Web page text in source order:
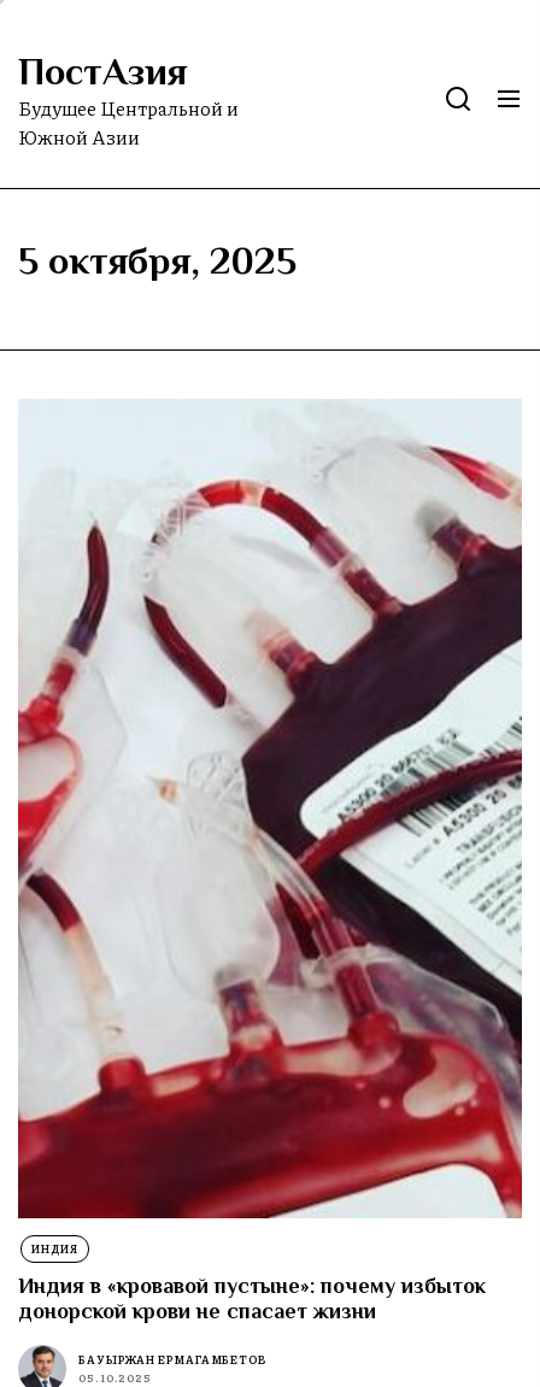
Skip
the
content
ПостАзия
Будущее Центральной и
Южной Азии
5 октября, 2025
ИНДИЯ
Индия в «кровавой пустыне»: почему избыток
донорской крови не спасает жизни
БАУЫРЖАН ЕРМАГАМБЕТОВ
05.10.2025